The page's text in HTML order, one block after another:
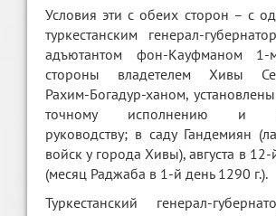
Условия эти с обеих сторон – с
туркестанским генерал-
адъютантом фон-Кауфманом
стороны владетелем Хивы
Рахим-Богадур-ханом,
точному исполнению и
руководству; в саду Гандемиян
войск у города Хивы), августа в
(месяц Раджаба в 1-й день 1290 г.).
Туркестанский генерал-